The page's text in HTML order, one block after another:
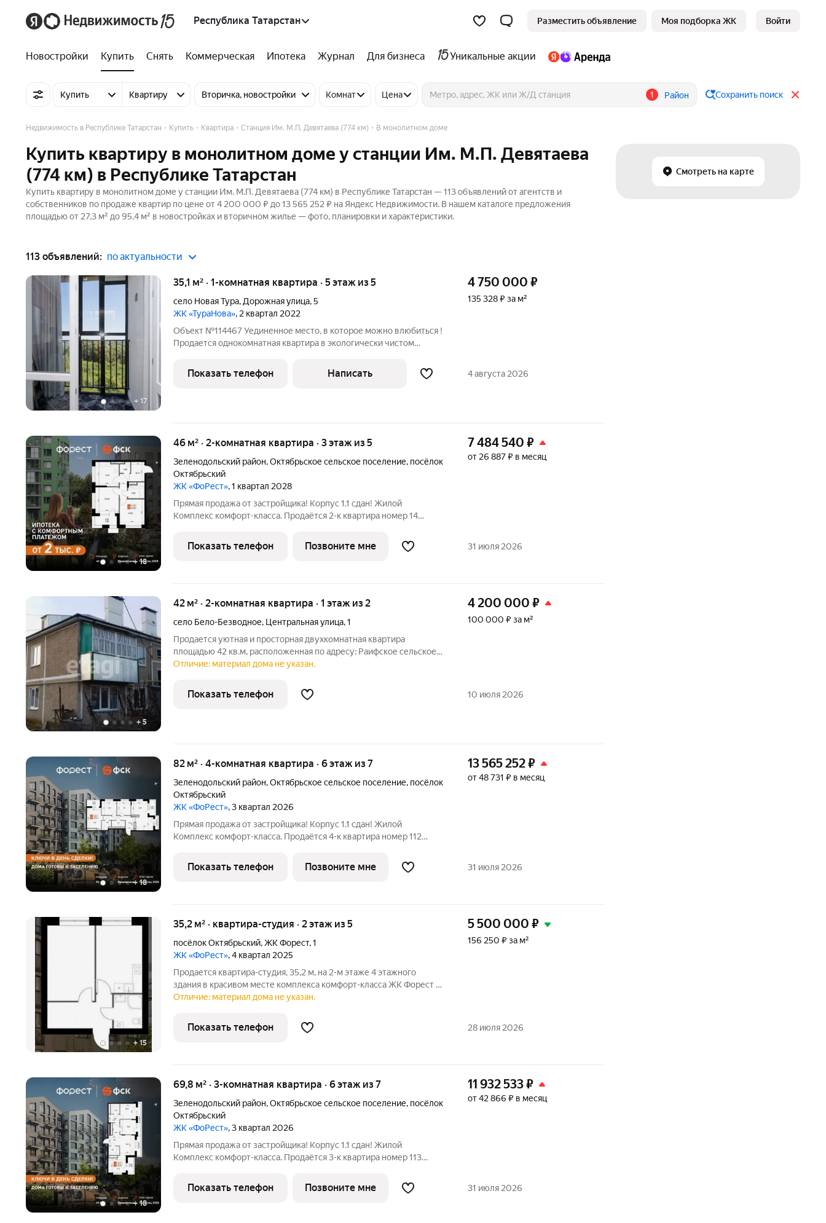
Республика Татарстан Разместить объявление Моя подборка ЖК Войти
Новостройки Купить Снять Коммерческая Ипотека Журнал Для бизнеса Уникальные акции
Купить Квартиру Вторичка, новостройки Комнат Цена 1 Район Сохранить поиск
Смотреть на карте
Недвижимость в Республике Татарстан Купить Квартира Станция Им. М.П. Девятаева (774 км) В монолитном доме
Купить квартиру в монолитном доме у станции Им. М.П. Девятаева
(774 км) в Республике Татарстан
Купить квартиру в монолитном доме у станции Им. М.П. Девятаева (774 км) в Республике Татарстан — 113 объявлений от агентств и
собственников по продаже квартир по цене от 4 200 000 ₽ до 13 565 252 ₽ на Яндекс Недвижимости. В нашем каталоге предложения
площадью от 27,3 м² до 95,4 м² в новостройках и вторичном жилье — фото, планировки и характеристики.
113 объявлений: по актуальности
+ 17
35,1 м² · 1-комнатная квартира · 5 этаж из 5
село Новая Тура, Дорожная улица,5
ЖК «ТураНова», 2 квартал 2022
Объект №114467 Уединенное место, в которое можно влюбиться !
Продается однокомнатная квартира в экологически чистом
проживания, так и для выгодных инвестиций. Просторная
планировка позволит вам
4 750 000 ₽
135 328 ₽ за м²
Показать телефон Написать 4 августа 2026
+18
46 м² · 2-комнатная квартира · 3 этаж из 5
Зеленодольский район,Октябрьское сельское поселение, посёлок
Октябрьский
ЖК «ФоРест», 1 квартал 2028
Прямая продажа от застройщика! Корпус 1.1 сдан! Жилой
Комплекс комфорт-класса. Продаётся 2-к квартира номер 14
Предчистовая отделка. - Угловая планировка - больше
пространства для ваших идей. -
7 484 540 ₽
от 26 887 ₽ в месяц
Показать телефон Позвоните мне 31 июля 2026
+ 5
42 м² · 2-комнатная квартира · 1 этаж из 2
село Бело-Безводное, Центральная улица,1
Продается уютная и просторная двухкомнатная квартира
площадью 42 кв.м, расположенная по адресу: Раифское сельское
поселение, Центральная улица 1. Это идеальное предложение для
отказываясь
4 200 000 ₽
100 000 ₽ за м²
Отличие: материал дома не указан.
Показать телефон 10 июля 2026
+18
82 м² · 4-комнатная квартира · 6 этаж из 7
Зеленодольский район,Октябрьское сельское поселение, посёлок
Октябрьский
ЖК «ФоРест», 3 квартал 2026
Прямая продажа от застройщика! Корпус 1.1 сдан! Жилой
Комплекс комфорт-класса. Продаётся 4-к квартира номер 112
Предчистовая отделка. - Мастер-зона с санузлом. Уют и комфорт в
одном
13 565 252₽
от 48 731 ₽ в месяц
Показать телефон Позвоните мне 31 июля 2026
+15
35,2 м² · квартира-студия · 2 этаж из 5
посёлок Октябрьский,ЖК Форест,1
ЖК «ФоРест», 4 квартал 2025
Продается квартира-студия, 35,2 м, на 2-м этаже 4 этажного
здания в красивом месте комплекса комфорт-класса ЖК Форест в
корпусе 1.1, рядом лес и река с пляжем. Недалеко станция
Предчистовая
5 500 000 ₽
156 250 ₽ за м²
Отличие: материал дома не указан.
Показать телефон 28 июля 2026
+18
69,8 м² · 3-комнатная квартира · 6 этаж из 7
Зеленодольский район,Октябрьское сельское поселение, посёлок
Октябрьский
ЖК «ФоРест», 3 квартал 2026
Прямая продажа от застройщика! Корпус 1.1 сдан! Жилой
Комплекс комфорт-класса. Продаётся 3-к квартира номер 113
Предчистовая отделка. - Мастер-зона с санузлом и гардеробной.
Всё для вашего
11 932 533₽
от 42 866 ₽ в месяц
Показать телефон Позвоните мне 31 июля 2026